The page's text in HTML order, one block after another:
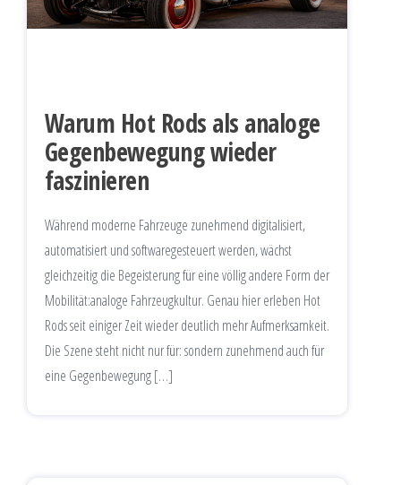
Warum Hot Rods als analoge
Gegenbewegung wieder
faszinieren
Während moderne Fahrzeuge zunehmend digitalisiert,
automatisiert und softwaregesteuert werden, wächst
gleichzeitig die Begeisterung für eine völlig andere Form der
Mobilität:analoge Fahrzeugkultur. Genau hier erleben Hot
Rods seit einiger Zeit wieder deutlich mehr Aufmerksamkeit.
Die Szene steht nicht nur für: sondern zunehmend auch für
eine Gegenbewegung […]